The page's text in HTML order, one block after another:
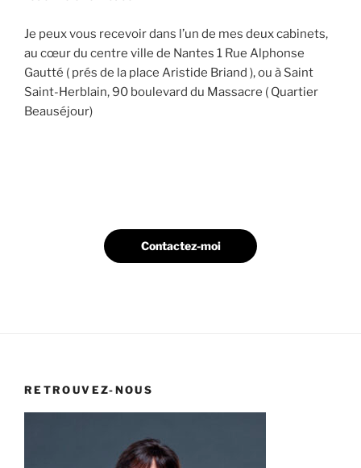
Je peux vous recevoir dans l’un de mes deux cabinets,
au cœur du centre ville de Nantes 1 Rue Alphonse
Gautté ( prés de la place Aristide Briand ), ou à Saint
Saint-Herblain, 90 boulevard du Massacre ( Quartier
Beauséjour)
Contactez-moi
RETROUVEZ-NOUS